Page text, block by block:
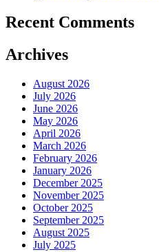
Recent Comments
Archives
August 2026
July 2026
June 2026
May 2026
April 2026
March 2026
February 2026
January 2026
December 2025
November 2025
October 2025
September 2025
August 2025
July 2025